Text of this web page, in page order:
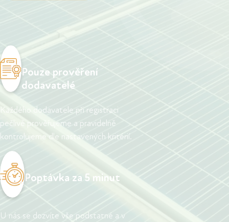
Pouze prověření
dodavatelé
Každého dodavatele při registraci
pečlivě prověřujeme a pravidelně
kontrolujeme dle nastavených kritérií.
Poptávka za 5 minut
U nás se dozvíte vše podstatné a v